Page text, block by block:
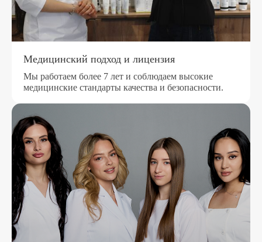
Медицинский подход и лицензия
Мы работаем более 7 лет и соблюдаем высокие
медицинские стандарты качества и безопасности.